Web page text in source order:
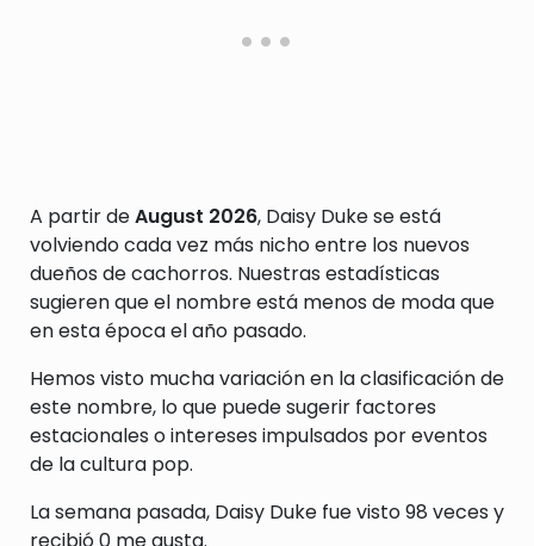
A partir deAugust 2026, Daisy Duke se está
volviendo cada vez más nicho entre los nuevos
dueños de cachorros. Nuestras estadísticas
sugieren que el nombre está menos de moda que
en esta época el año pasado.
Hemos visto mucha variación en la clasificación de
este nombre, lo que puede sugerir factores
estacionales o intereses impulsados por eventos
de la cultura pop.
La semana pasada, Daisy Duke fue visto 98 veces y